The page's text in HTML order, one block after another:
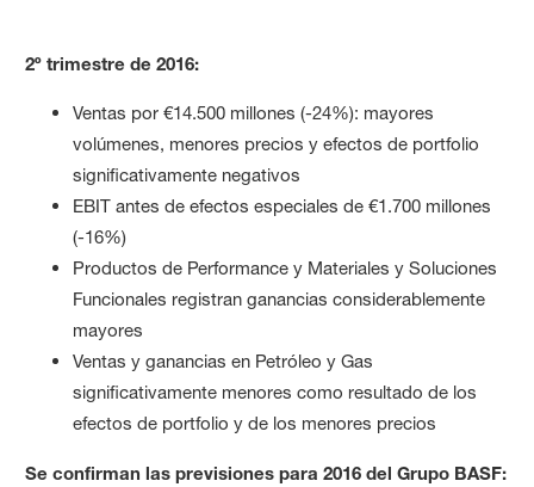
2º trimestre de 2016:
Ventas por €14.500 millones (-24%): mayores
volúmenes, menores precios y efectos de portfolio
significativamente negativos
EBIT antes de efectos especiales de €1.700 millones
(-16%)
Productos de Performance y Materiales y Soluciones
Funcionales registran ganancias considerablemente
mayores
Ventas y ganancias en Petróleo y Gas
significativamente menores como resultado de los
efectos de portfolio y de los menores precios
Se confirman las previsiones para 2016 del Grupo BASF: